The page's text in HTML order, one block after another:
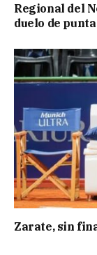
Regional del
duelo de punta
Zarate, sin